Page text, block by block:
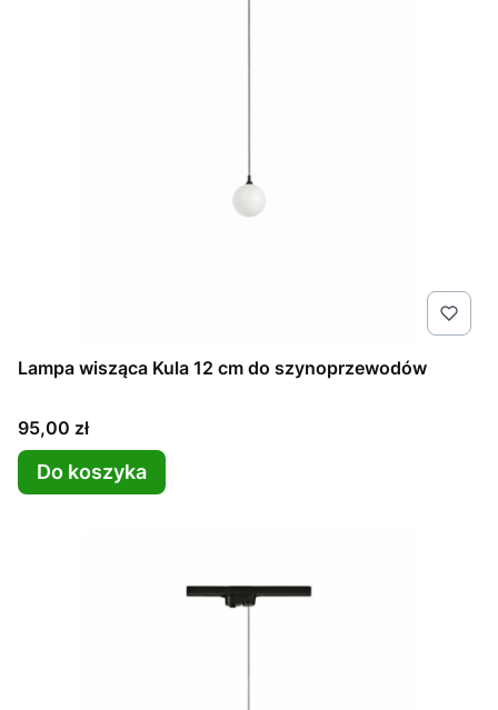
Lampa wisząca Kula 12 cm do szynoprzewodów
Cena
95,00 zł
Do koszyka